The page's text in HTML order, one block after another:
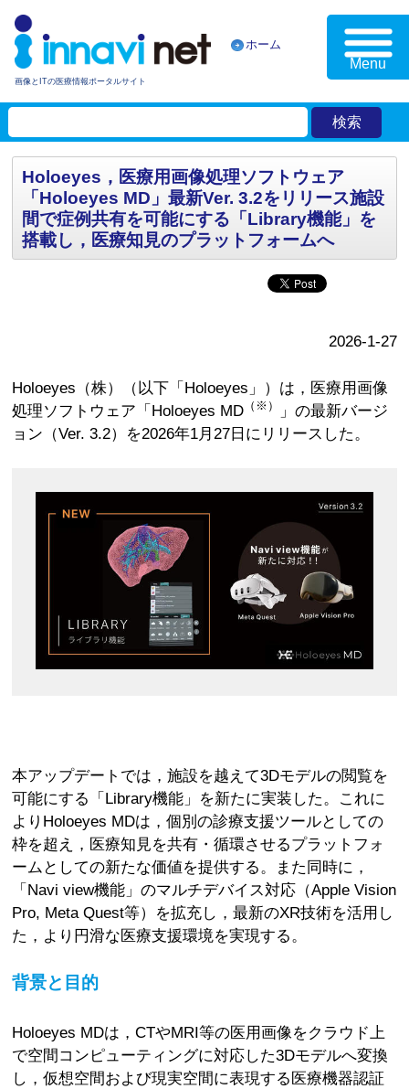
画像とITの医療情報ポータルサイト
ホーム
Menu
Holoeyes，医療用画像処理ソフトウェア
「Holoeyes MD」最新Ver. 3.2をリリース施設
間で症例共有を可能にする「Library機能」を
搭載し，医療知見のプラットフォームへ
2026-1-27
Holoeyes（株）（以下「Holoeyes」）は，医療用画像
処理ソフトウェア「Holoeyes MD （※）
」の最新バージ
ョン（Ver. 3.2）を2026年1月27日にリリースした。
本アップデートでは，施設を越えて3Dモデルの閲覧を
可能にする「Library機能」を新たに実装した。これに
よりHoloeyes MDは，個別の診療支援ツールとしての
枠を超え，医療知見を共有・循環させるプラットフォ
ームとしての新たな価値を提供する。また同時に，
「Navi view機能」のマルチデバイス対応（Apple Vision
Pro, Meta Quest等）を拡充し，最新のXR技術を活用し
た，より円滑な医療支援環境を実現する。
背景と目的
Holoeyes MDは，CTやMRI等の医用画像をクラウド上
で空間コンピューティングに対応した3Dモデルへ変換
し，仮想空間および現実空間に表現する医療機器認証